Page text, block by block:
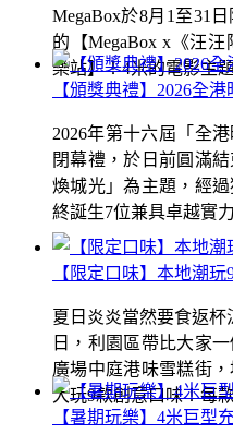
MegaBox於8月1至31
的【MegaBox x《汪
樂站】！4米的電影主
【限定口味】本地潮
夏日炎炎當然要食返杯
日，利園區帶比大家
廣場中庭港味雪糕街
大玩9款創意口味！每
【頒獎典禮】2026全
2026年第十六屆「全
閉幕禮，於日前圓滿
煥城光」為主題，經
終誕生7位兼具卓越實
【暑期玩樂】4米巨型